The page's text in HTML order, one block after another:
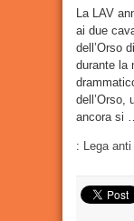
La LAV
ai due
dell’Orso
durante la
dell’Orso,
ancora si
: Lega